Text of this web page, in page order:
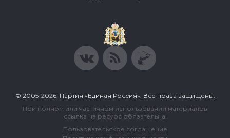
© 2005-2026, Партия «Единая Россия». Все права защищены.
При полном или частичном использовании материалов
ссылка на ресурс обязательна.
Пользовательское соглашение